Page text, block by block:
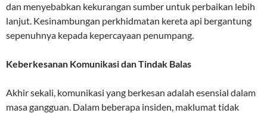
dan menyebabkan kekurangan sumber untuk perbaikan lebih
lanjut. Kesinambungan perkhidmatan kereta api bergantung
sepenuhnya kepada kepercayaan penumpang.
Keberkesanan Komunikasi dan Tindak Balas
Akhir sekali, komunikasi yang berkesan adalah esensial dalam
masa gangguan. Dalam beberapa insiden, maklumat tidak